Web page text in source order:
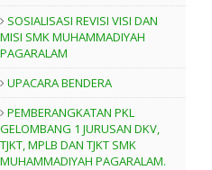
SOSIALISASI REVISI VISI DAN
MISI SMK MUHAMMADIYAH
PAGARALAM
UPACARA BENDERA
PEMBERANGKATAN PKL
GELOMBANG 1 JURUSAN DKV,
TJKT, MPLB DAN TJKT SMK
MUHAMMADIYAH PAGARALAM.